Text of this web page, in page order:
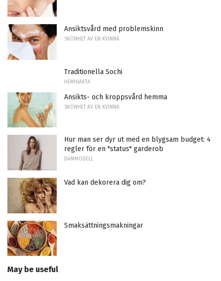
Ansiktsvård med problemskinn
SKÖNHET AV EN KVINNA
Traditionella Sochi
HEMHJÄRTA
Ansikts- och kroppsvård hemma
SKÖNHET AV EN KVINNA
Hur man ser dyr ut med en blygsam budget: 4
regler för en "status" garderob
DAMMODELL
Vad kan dekorera dig om?
Smaksättningsmakningar
May be useful